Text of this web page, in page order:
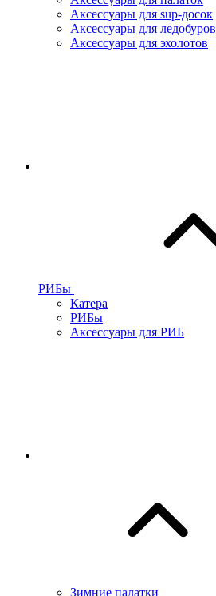
Аксессуары для sup-досок
Аксессуары для ледобуров
Аксессуары для эхолотов
РИБы
Катера
РИБы
Аксессуары для РИБ
Зимние палатки